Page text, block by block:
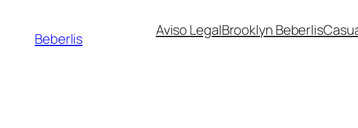
Beberlis Aviso LegalBrooklyn Beberlis